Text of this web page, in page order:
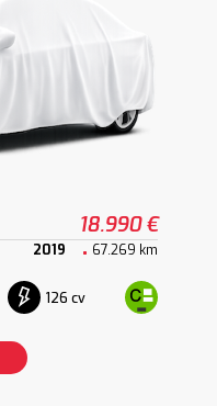
18.990 €
2019 67.269 km
126 cv